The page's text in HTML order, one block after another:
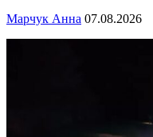
Марчук Анна 07.08.2026